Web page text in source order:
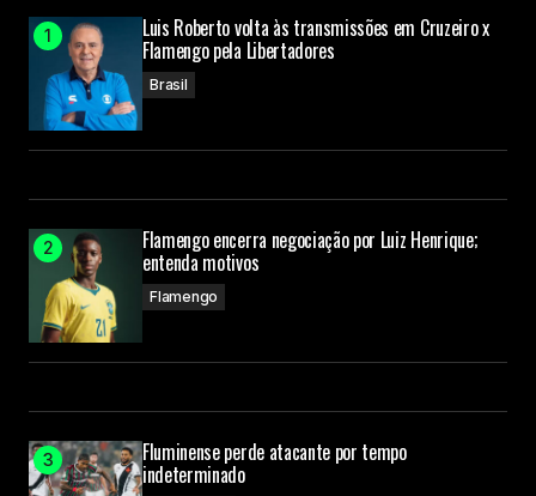
Luis Roberto volta às transmissões em Cruzeiro x
Flamengo pela Libertadores
Brasil
Flamengo encerra negociação por Luiz Henrique;
entenda motivos
Flamengo
Fluminense perde atacante por tempo
indeterminado